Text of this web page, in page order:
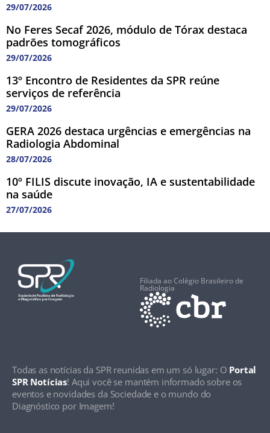
29/07/2026
No Feres Secaf 2026, módulo de Tórax destaca
padrões tomográficos
29/07/2026
13º Encontro de Residentes da SPR reúne
serviços de referência
29/07/2026
GERA 2026 destaca urgências e emergências na
Radiologia Abdominal
28/07/2026
10º FILIS discute inovação, IA e sustentabilidade
na saúde
27/07/2026
Filiada ao Colégio Brasileiro de
Radiologia
Todas as notícias da SPR reunidas em um só lugar: O Portal
SPR Notícias! Aqui você se mantém informado sobre os
eventos e novidades da Sociedade e o mundo do
Diagnóstico por Imagem!